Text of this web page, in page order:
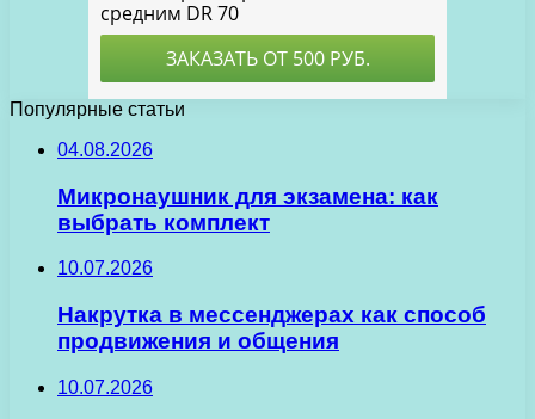
Популярные статьи
04.08.2026
Микронаушник для экзамена: как
выбрать комплект
10.07.2026
Накрутка в мессенджерах как способ
продвижения и общения
10.07.2026